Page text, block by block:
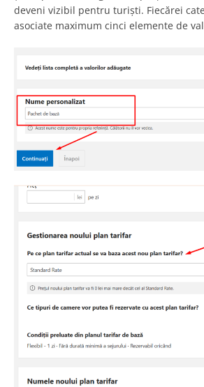
deveni vizibil pentru turiști. Fiecărei
asociate maximum cinci elemente de